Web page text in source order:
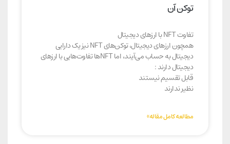
توکن آن
تفاوت NFT با ارزهای دیجیتال
همچون ارزهای دیجیتال، توکن‌های NFT نیز یک دارایی
دیجیتال به حساب می‌آیند، اما NFTها تفاوت‌‌هایی با ارزهای
دیجیتال دارند :
قابل تقسیم نیستند
نظیر ندارند
مطالعه کامل مقاله»